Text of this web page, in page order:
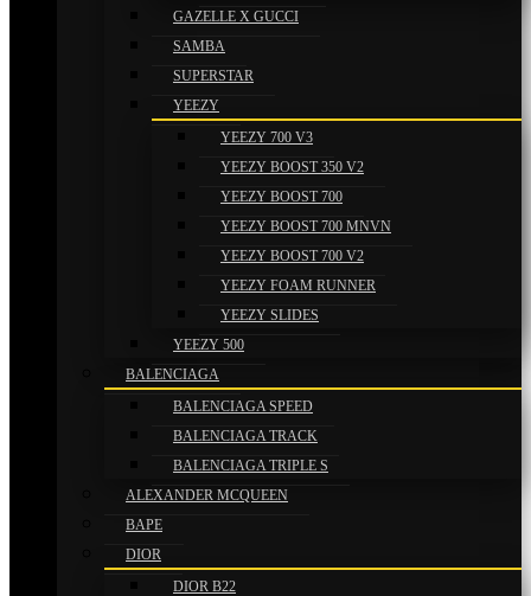
GAZELLE X GUCCI
SAMBA
SUPERSTAR
YEEZY
YEEZY 700 V3
YEEZY BOOST 350 V2
YEEZY BOOST 700
YEEZY BOOST 700 MNVN
YEEZY BOOST 700 V2
YEEZY FOAM RUNNER
YEEZY SLIDES
YEEZY 500
BALENCIAGA
BALENCIAGA SPEED
BALENCIAGA TRACK
BALENCIAGA TRIPLE S
ALEXANDER MCQUEEN
BAPE
DIOR
DIOR B22